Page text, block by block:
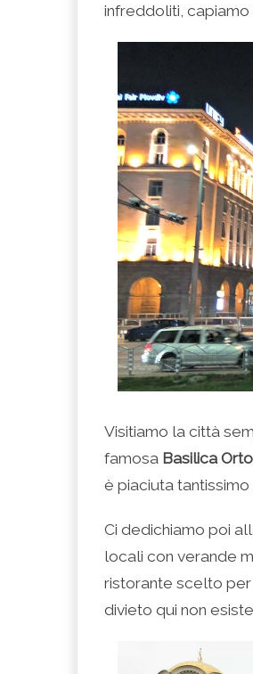
infreddoliti, capiamo
Visitiamo la città
famosa Basilica
è piaciuta
Ci dedichiamo poi
locali con verande
ristorante scelto
divieto qui non